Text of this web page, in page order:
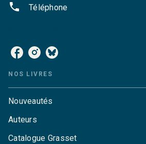
phone Téléphone
NOS LIVRES
Nouveautés
Auteurs
Catalogue Grasset